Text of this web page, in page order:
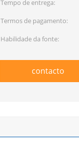
Tempo de entrega:
Termos de pagamento:
Habilidade da fonte:
contacto